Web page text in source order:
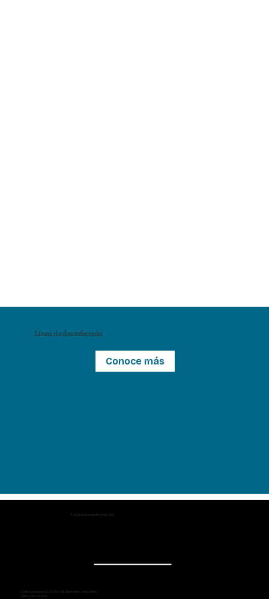
Línea de desinfección
Conoce más
© 2025 Deutsche Pharma SAC
Calle La Habana 192, Of. 501 - 601 San Isidro - Lima, Peru
Office: (511) 219-1330